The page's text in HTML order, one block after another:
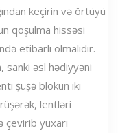
keçirin və örtüyü
qoşulma hissəsi
etibarlı olmalıdır.
sanki əsl hədiyyəni
şüşə blokun iki
lentləri
çevirib yuxarı